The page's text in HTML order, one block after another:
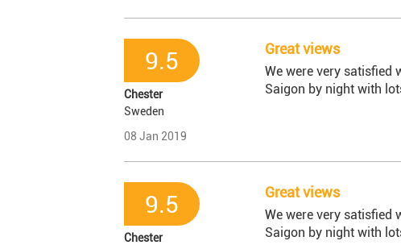
9.5
Chester
Sweden
08 Jan 2019
Great views
We were very satisfied
Saigon by night with
9.5
Chester
Great views
We were very satisfied
Saigon by night with